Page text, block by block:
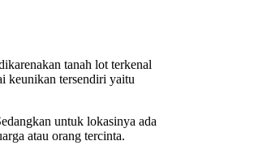
tanah lot terkenal
keunikan tersendiri yaitu
untuk lokasinya ada
atau orang tercinta.